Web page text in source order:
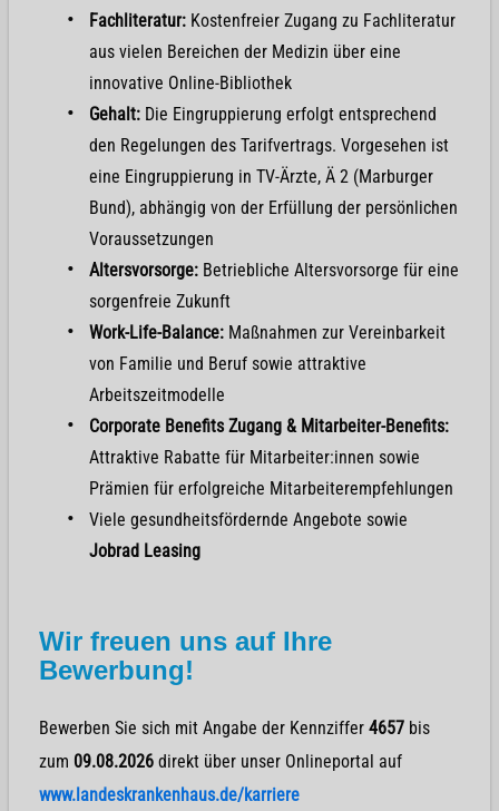
Fachliteratur: Kostenfreier Zugang zu Fachliteratur
aus vielen Bereichen der Medizin über eine
innovative Online-Bibliothek
Gehalt: Die Eingruppierung erfolgt entsprechend
den Regelungen des Tarifvertrags. Vorgesehen ist
eine Eingruppierung in TV-Ärzte, Ä 2 (Marburger
Bund), abhängig von der Erfüllung der persönlichen
Voraussetzungen
Altersvorsorge: Betriebliche Altersvorsorge für eine
sorgenfreie Zukunft
Work-Life-Balance: Maßnahmen zur Vereinbarkeit
von Familie und Beruf sowie attraktive
Arbeitszeitmodelle
Corporate Benefits Zugang & Mitarbeiter-Benefits:
Attraktive Rabatte für Mitarbeiter:innen sowie
Prämien für erfolgreiche Mitarbeiterempfehlungen
Viele gesundheitsfördernde Angebote sowie
Jobrad Leasing
Wir freuen uns auf Ihre
Bewerbung!
Bewerben Sie sich mit Angabe der Kennziffer 4657 bis
zum 09.08.2026 direkt über unser Onlineportal auf
www.landeskrankenhaus.de/karriere